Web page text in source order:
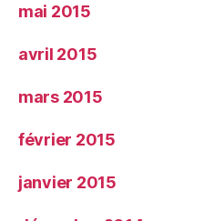
mai 2015
avril 2015
mars 2015
février 2015
janvier 2015